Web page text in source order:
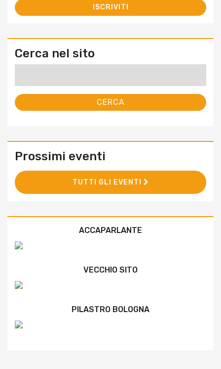
Cerca nel sito
Prossimi eventi
TUTTI GLI EVENTI
ACCAPARLANTE
VECCHIO SITO
PILASTRO BOLOGNA